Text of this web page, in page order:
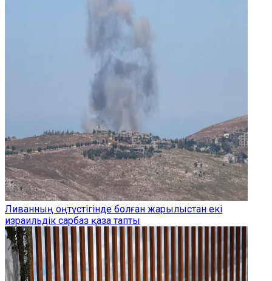
Ливанның оңтүстігінде болған жарылыстан екі
израильдік сарбаз қаза тапты